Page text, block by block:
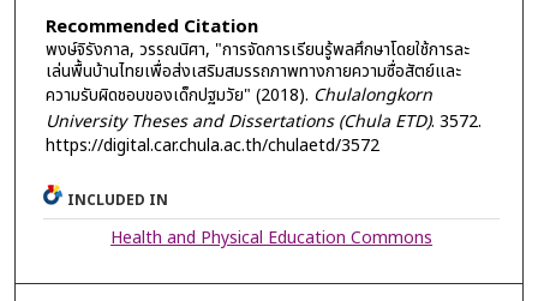
Recommended Citation
พงษ์จิรังกาล, วรรณนิศา, "การจัดการเรียนรู้พลศึกษาโดยใช้การละ
เล่นพื้นบ้านไทยเพื่อส่งเสริมสมรรถภาพทางกายความซื่อสัตย์และ
ความรับผิดชอบของเด็กปฐมวัย" (2018). Chulalongkorn
University Theses and Dissertations (Chula ETD). 3572.
https://digital.car.chula.ac.th/chulaetd/3572
INCLUDED IN
Health and Physical Education Commons